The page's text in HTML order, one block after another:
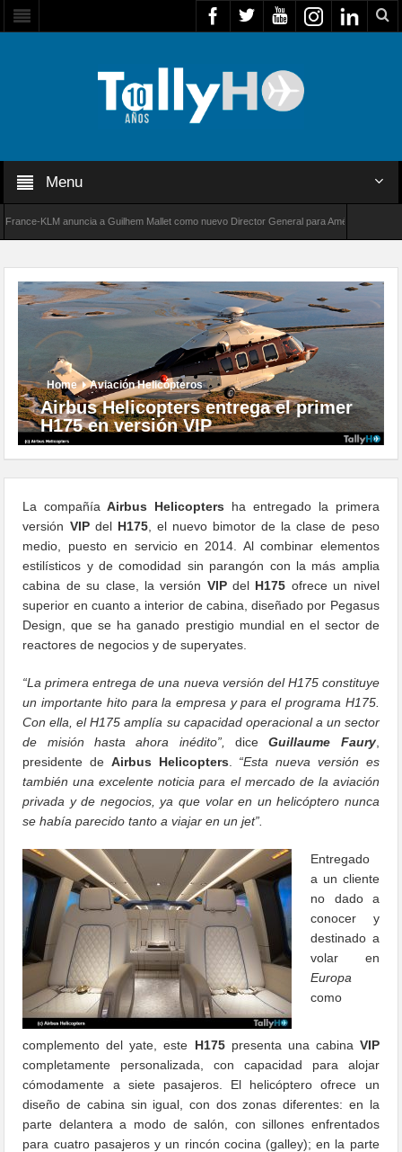
Menu
KLM anuncia a Guilhem Mallet como nuevo Director General para América Latina
Home Aviación Helicópteros
Airbus Helicopters entrega el primer
H175 en versión VIP
La compañía Airbus Helicopters ha entregado la primera
versión VIPdel H175, el nuevo bimotor de la clase de peso
medio, puesto en servicio en 2014. Al combinar elementos
estilísticos y de comodidad sin parangón con la más amplia
cabina de su clase, la versión VIPdel H175 ofrece un nivel
superior en cuanto a interior de cabina, diseñado por Pegasus
Design, que se ha ganado prestigio mundial en el sector de
reactores de negocios y de superyates.
“La primera entrega de una nueva versión del H175 constituye
un importante hito para la empresa y para el programa H175.
Con ella, el H175 amplía su capacidad operacional a un sector
de misión hasta ahora inédito”, diceGuillaume Faury,
presidente de Airbus Helicopters
“Esta nueva versión es
también una excelente noticia para el mercado de la aviación
privada y de negocios, ya que volar en un helicóptero nunca
se había parecido tanto a viajar en un jet”.
Entregado
a un cliente
no dado a
conocer y
destinado a
volar en
Europa
como
complemento del yate, este H175presenta una cabina VIP
completamente personalizada, con capacidad para alojar
cómodamente a siete pasajeros. El helicóptero ofrece un
diseño de cabina sin igual, con dos zonas diferentes: en la
parte delantera a modo de salón, con sillones enfrentados
para cuatro pasajeros y un rincón cocina (galley); en la parte